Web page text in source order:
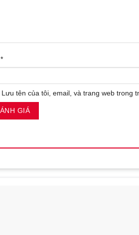
*
Lưu tên của tôi, email, và trang web trong